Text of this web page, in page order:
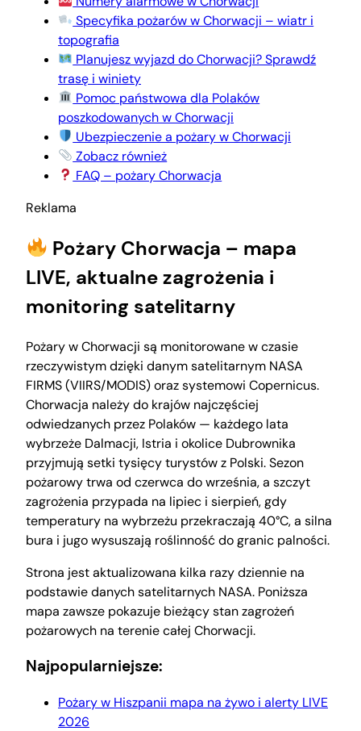
Specyfika pożarów w Chorwacji – wiatr i
topografia
Planujesz wyjazd do Chorwacji? Sprawdź
trasę i winiety
Pomoc państwowa dla Polaków
poszkodowanych w Chorwacji
Ubezpieczenie a pożary w Chorwacji
Zobacz również
FAQ – pożary Chorwacja
Reklama
Pożary Chorwacja – mapa
LIVE, aktualne zagrożenia i
monitoring satelitarny
Pożary w Chorwacji są monitorowane w czasie
rzeczywistym dzięki danym satelitarnym NASA
FIRMS (VIIRS/MODIS) oraz systemowi Copernicus.
Chorwacja należy do krajów najczęściej
odwiedzanych przez Polaków — każdego lata
wybrzeże Dalmacji, Istria i okolice Dubrownika
przyjmują setki tysięcy turystów z Polski. Sezon
pożarowy trwa od czerwca do września, a szczyt
zagrożenia przypada na lipiec i sierpień, gdy
temperatury na wybrzeżu przekraczają 40°C, a silna
bura i jugo wysuszają roślinność do granic palności.
Strona jest aktualizowana kilka razy dziennie na
podstawie danych satelitarnych NASA. Poniższa
mapa zawsze pokazuje bieżący stan zagrożeń
pożarowych na terenie całej Chorwacji.
Najpopularniejsze:
Pożary w Hiszpanii mapa na żywo i alerty LIVE
2026